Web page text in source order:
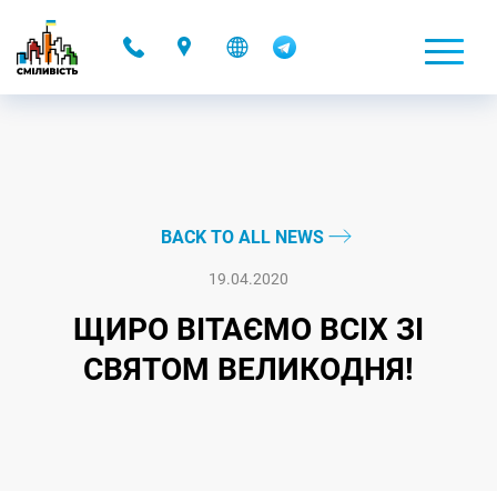
BACK TO ALL NEWS
19.04.2020
ЩИРО ВІТАЄМО ВСІХ ЗІ
СВЯТОМ ВЕЛИКОДНЯ!